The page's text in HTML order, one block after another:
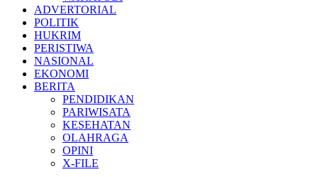
ADVERTORIAL
POLITIK
HUKRIM
PERISTIWA
NASIONAL
EKONOMI
BERITA
PENDIDIKAN
PARIWISATA
KESEHATAN
OLAHRAGA
OPINI
X-FILE